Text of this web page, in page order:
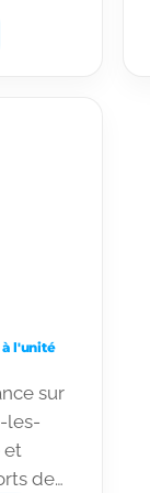
du
l'unité
sur
les-
et
de